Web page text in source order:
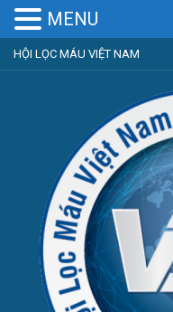
HỘI LỌC MÁU VIỆT NAM
MENU